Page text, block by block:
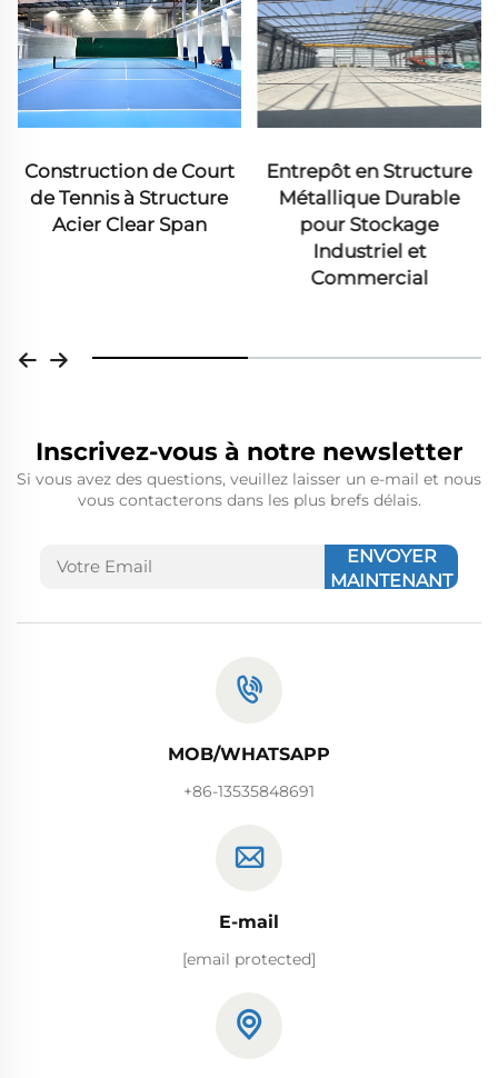
Entrepôt en Structure
Métallique Durable
pour Stockage
Construction d'atelier
métallique avec
mezzanine
Inscrivez-vous à notre newsletter
Si vous avez des questions, veuillez laisser un e-mail et nous
vous contacterons dans les plus brefs délais.
ENVOYER
MAINTENANT
MOB/WHATSAPP
+86-13535848691
E-mail
[email protected]